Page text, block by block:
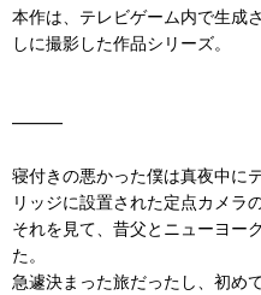
本作は、テレビゲーム内で生成
しに撮影した作品シリーズ。
―――
寝付きの悪かった僕は真夜中に
リッジに設置された定点カメラ
それを見て、昔父とニューヨー
た。
急遽決まった旅だったし、初め